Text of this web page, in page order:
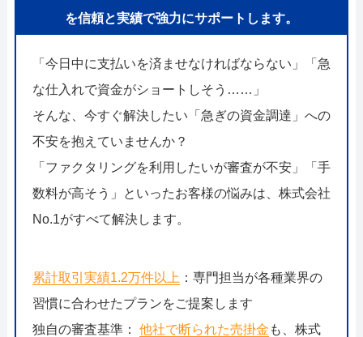
を信頼と実績で強力にサポートします。
「今日中に支払いを済ませなければならない」「急
な仕入れで資金がショートしそう……」
そんな、今すぐ解決したい「急ぎの資金調達」への
不安を抱えていませんか？
「ファクタリングを利用したいが審査が不安」「手
数料が高そう」といったお客様の悩みは、株式会社
No.1がすべて解決します。
累計取引実績1.2万件以上 ：専門担当が各種業界の
習慣に合わせたプランをご提案します
独自の審査基準： 他社で断られた売掛金 も、株式